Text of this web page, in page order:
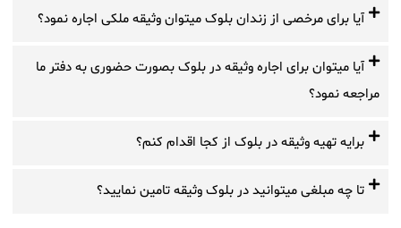
آیا برای مرخصی از زندان بلوک میتوان وثیقه ملکی اجاره نمود؟
آیا میتوان برای اجاره وثیقه در بلوک بصورت حضوری به دفتر ما
مراجعه نمود؟
برایه تهیه وثیقه در بلوک از کجا اقدام کنم؟
تا چه مبلغی میتوانید در بلوک وثیقه تامین نمایید؟